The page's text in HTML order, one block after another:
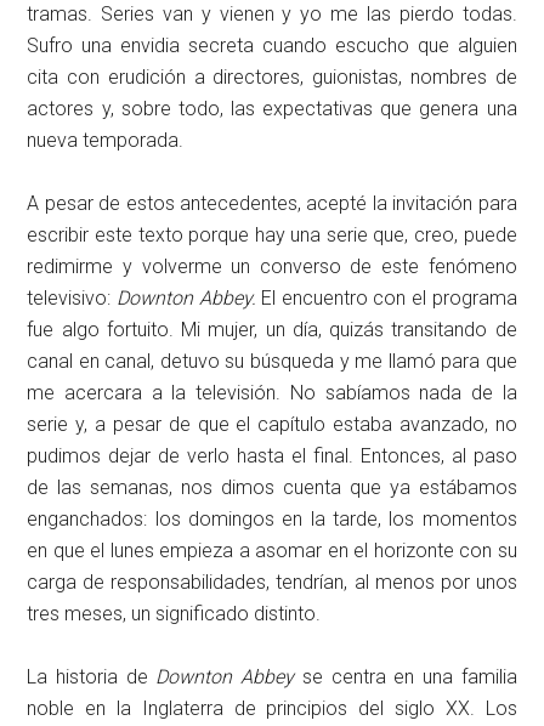
tramas. Series van y vienen y yo me las pierdo todas.
Sufro una envidia secreta cuando escucho que alguien
cita con erudición a directores, guionistas, nombres de
actores y, sobre todo, las expectativas que genera una
nueva temporada.
A pesar de estos antecedentes, acepté la invitación para
escribir este texto porque hay una serie que, creo, puede
redimirme y volverme un converso de este fenómeno
televisivo: Downton Abbey. El encuentro con el programa
fue algo fortuito. Mi mujer, un día, quizás transitando de
canal en canal, detuvo su búsqueda y me llamó para que
me acercara a la televisión. No sabíamos nada de la
serie y, a pesar de que el capítulo estaba avanzado, no
pudimos dejar de verlo hasta el final. Entonces, al paso
de las semanas, nos dimos cuenta que ya estábamos
enganchados: los domingos en la tarde, los momentos
en que el lunes empieza a asomar en el horizonte con su
carga de responsabilidades, tendrían, al menos por unos
tres meses, un significado distinto.
La historia de Downton Abbeyse centra en una familia
noble en la Inglaterra de principios del siglo XX. Los